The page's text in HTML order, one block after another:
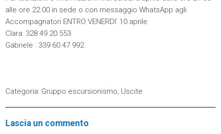
alle ore 22.00 in sede o con messaggio WhatsApp agli
Accompagnatori ENTRO VENERDI’ 10 aprile
Clara: 328 49 20 553
Gabriele : 339 60 47 992
Categoria: Gruppo escursionismo, Uscite
Lascia un commento